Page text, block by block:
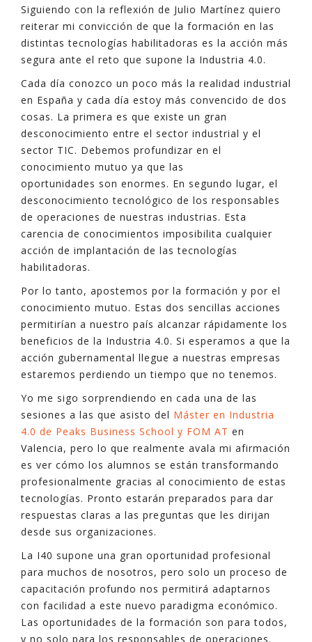
Siguiendo con la reflexión de Julio Martínez quiero
reiterar mi convicción de que la formación en las
distintas tecnologías habilitadoras es la acción más
segura ante el reto que supone la Industria 4.0.
Cada día conozco un poco más la realidad industrial
en España y cada día estoy más convencido de dos
cosas. La primera es que existe un gran
desconocimiento entre el sector industrial y el
sector TIC. Debemos profundizar en el
conocimiento mutuo ya que las
oportunidades son enormes. En segundo lugar, el
desconocimiento tecnológico de los responsables
de operaciones de nuestras industrias. Esta
carencia de conocimientos imposibilita cualquier
acción de implantación de las tecnologías
habilitadoras.
Por lo tanto, apostemos por la formación y por el
conocimiento mutuo. Estas dos sencillas acciones
permitirían a nuestro país alcanzar rápidamente los
beneficios de la Industria 4.0. Si esperamos a que la
acción gubernamental llegue a nuestras empresas
estaremos perdiendo un tiempo que no tenemos.
Yo me sigo sorprendiendo en cada una de las
sesiones a las que asisto del Máster en Industria
4.0 de Peaks Business School y FOM AT en
Valencia, pero lo que realmente avala mi afirmación
es ver cómo los alumnos se están transformando
profesionalmente gracias al conocimiento de estas
tecnologías. Pronto estarán preparados para dar
respuestas claras a las preguntas que les dirijan
desde sus organizaciones.
La I40 supone una gran oportunidad profesional
para muchos de nosotros, pero solo un proceso de
capacitación profundo nos permitirá adaptarnos
con facilidad a este nuevo paradigma económico.
Las oportunidades de la formación son para todos,
y no solo para los responsables de operaciones.